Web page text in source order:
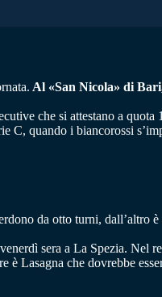
Al «San Nicola» di
che si attestano a
quando i biancorossi
da otto turni,
sera a La Spezia.
Lasagna che dovrebbe